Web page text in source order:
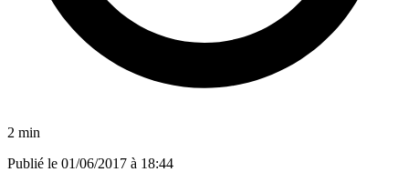
2 min
Publié le 01/06/2017 à 18:44